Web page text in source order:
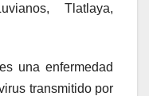
Tlatlaya,
una enfermedad
transmitido por